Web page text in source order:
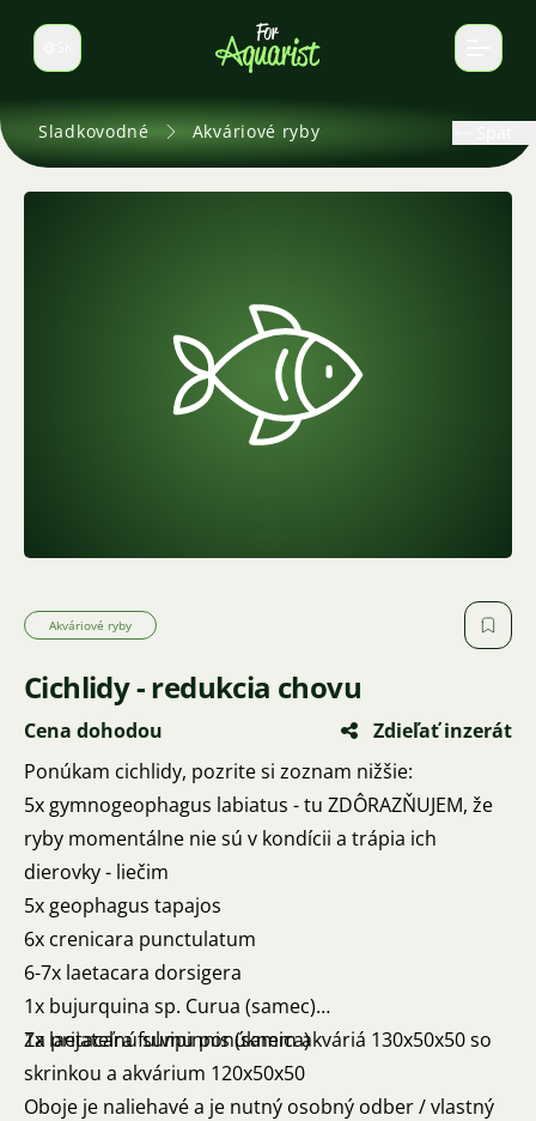
Prepnúť jazyk
Sladkovodné Akváriové ryby
Akváriové ryby
Cichlidy - redukcia chovu
Cena dohodou
Zdieľať inzerát
Ponúkam cichlidy, pozrite si zoznam nižšie:
5x gymnogeophagus labiatus - tu ZDÔRAZŇUJEM, že
ryby momentálne nie sú v kondícii a trápia ich
dierovky - liečim
5x geophagus tapajos
6x crenicara punctulatum
6-7x laetacara dorsigera
1x bujurquina sp. Curua (samec)
1x laetacara fulvipinnis (samica)
Za prijateľnú sumu ponúknem akváriá 130x50x50 so
skrinkou a akvárium 120x50x50
Oboje je naliehavé a je nutný osobný odber / vlastný